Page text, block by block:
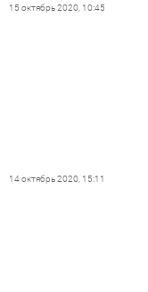
15 октябрь 2020, 10:45
14 октябрь 2020, 15:11